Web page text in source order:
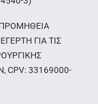
ΓΙΑ ΤΙΣ
CPV: 33169000-